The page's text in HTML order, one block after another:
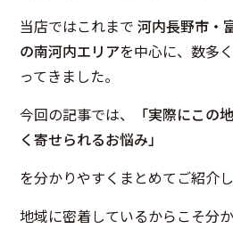
当店ではこれまで河内長野市・
の南河内エリアを中心に、数多
ってきました。
今回の記事では、
「実際にこの
く寄せられるお悩み」
を分かりやすくまとめてご紹介し
地域に密着しているからこそ分